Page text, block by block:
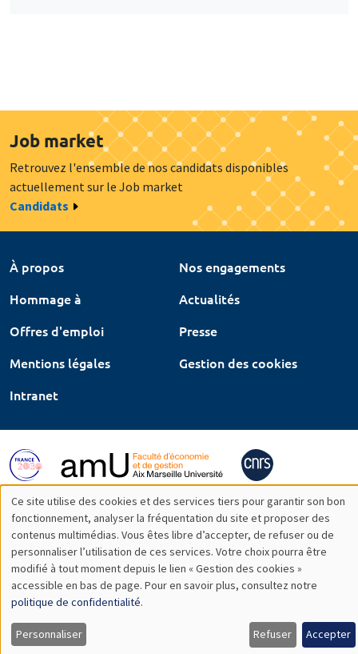
Job market
Retrouvez l'ensemble de nos candidats disponibles
actuellement sur le Job market
Candidats
À propos
Nos engagements
Hommage à
Actualités
Offres d'emploi
Presse
Mentions légales
Gestion des cookies
Intranet
Utilisation
des
données
personnelles
et
Ce site utilise des cookies et des services tiers pour garantir son bon
fonctionnement, analyser la fréquentation du site et proposer des
contenus multimédias. Vous êtes libre d’accepter, de refuser ou de
personnaliser l’utilisation de ces services. Votre choix pourra être
modifié à tout moment depuis le lien « Gestion des cookies »
accessible en bas de page. Pour en savoir plus, consultez notre
politique de confidentialité.
Personnaliser Refuser Accepter